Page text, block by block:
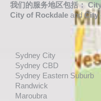
我们的服务地区包括：
City of Rockdale andCity
Sydney City
Sydney CBD
Sydney Eastern Suburb
Randwick
Maroubra